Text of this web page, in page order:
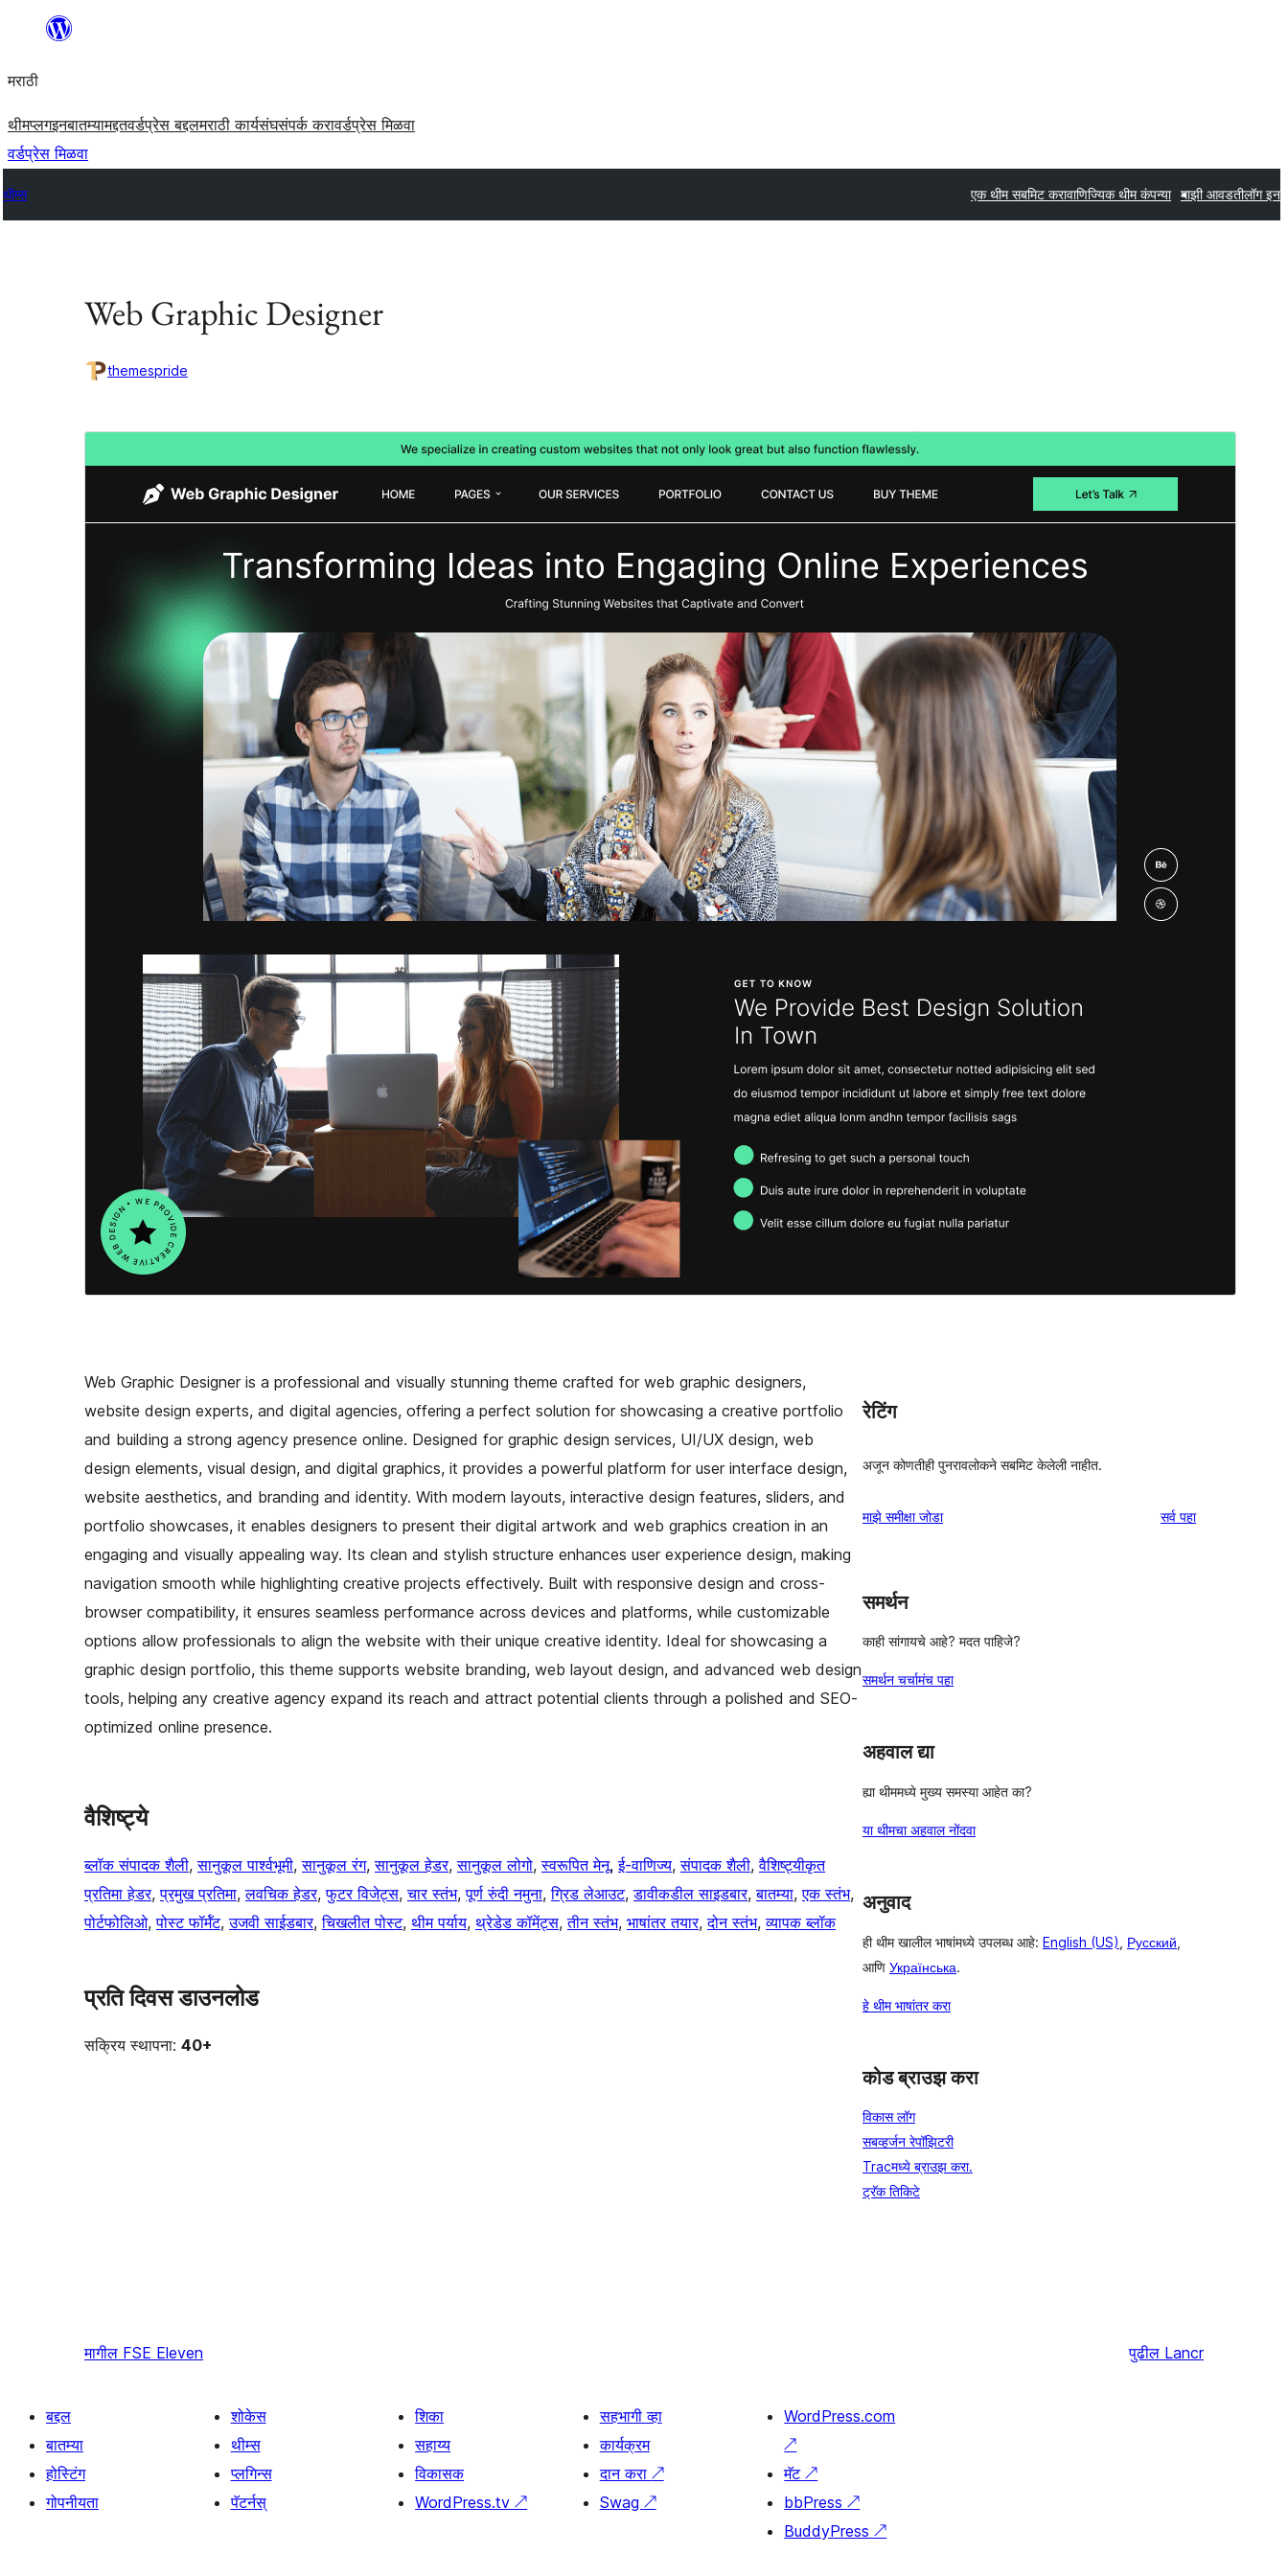
सामुग्रीवर
मराठी
थीमप्लगइनबातम्यामद्दतवर्डप्रेस बद्दलमराठी कार्यसंघसंपर्क करावर्डप्रेस मिळवा
वर्डप्रेस मिळवा
थीम्स एक थीम सबमिट करावाणिज्यिक थीम कंपन्या माझी आवडतीलॉग इन
Web Graphic Designer
themespride
व्यावसायिक थीम
ही थीम मुक्त आहे परंतु अतिरिक्त पैशांचे वाणिज्यिक अपग्रेड किंवा
समर्थन प्रदान करते.
पूर्वावलोकनडाउनलोड
आवृत्ती
शेवटचे अद्यतन
वर्डप्रेस आवृत्ती
PHP आवृत्ती
थीम मुख्यपृष्ठ
Web Graphic Designer is a professional and visually stunning theme crafted for web graphic designers,
website design experts, and digital agencies, offering a perfect solution for showcasing a creative portfolio
and building a strong agency presence online. Designed for graphic design services, UI/UX design, web
design elements, visual design, and digital graphics, it provides a powerful platform for user interface design,
website aesthetics, and branding and identity. With modern layouts, interactive design features, sliders, and
portfolio showcases, it enables designers to present their digital artwork and web graphics creation in an
engaging and visually appealing way. Its clean and stylish structure enhances user experience design, making
navigation smooth while highlighting creative projects effectively. Built with responsive design and cross-
browser compatibility, it ensures seamless performance across devices and platforms, while customizable
options allow professionals to align the website with their unique creative identity. Ideal for showcasing a
graphic design portfolio, this theme supports website branding, web layout design, and advanced web design
tools, helping any creative agency expand its reach and attract potential clients through a polished and SEO-
optimized online presence.
वैशिष्ट्ये
ब्लॉक संपादक शैली, सानुकूल पार्श्वभूमी, सानुकूल रंग, सानुकूल हेडर, सानुकूल लोगो, स्वरूपित मेनू, ई-वाणिज्य, संपादक शैली, वैशिष्ट्यीकृत
प्रतिमा हेडर, प्रमुख प्रतिमा, लवचिक हेडर, फुटर विजेट्स, चार स्तंभ, पूर्ण रुंदी नमुना, ग्रिड लेआउट, डावीकडील साइडबार, बातम्या, एक स्तंभ
पोर्टफोलिओ, पोस्ट फॉर्मॅट, उजवी साईडबार, चिखलीत पोस्ट, थीम पर्याय, थ्रेडेड कॉमेंट्स, तीन स्तंभ, भाषांतर तयार, दोन स्तंभ, व्यापक ब्लॉक
प्रति दिवस डाउनलोड
सक्रिय स्थापना: 40+
रेटिंग
अजून कोणतीही पुनरावलोकने सबमिट केलेली नाहीत.
माझे समीक्षा जोडा सर्वपुनरावलोकने
पहा
समर्थन
काही सांगायचे आहे? मदत पाहिजे?
समर्थन चर्चामंच पहा
अहवाल द्या
ह्या थीममध्ये मुख्य समस्या आहेत का?
या थीमचा अहवाल नोंदवा
अनुवाद
ही थीम खालील भाषांमध्ये उपलब्ध आहे: English (US) Русский
आणि Українська.
हे थीम भाषांतर करा
कोड ब्राउझ करा
विकास लॉग
सबव्हर्जन रेपॉझिटरी
Tracमध्ये ब्राउझ करा.
ट्रॅक तिकिटे
मागील FSE Eleven पुढील Lancr
बद्दल
बातम्या
होस्टिंग
गोपनीयता
शोकेस
थीम्स
प्लगिन्स
पॅटर्नस्
शिका
सहाय्य
विकासक
WordPress.tv↗
सहभागी व्हा
कार्यक्रम
दान करा ↗
Swag ↗
WordPress.com
↗
मॅट↗
bbPress↗
BuddyPress↗